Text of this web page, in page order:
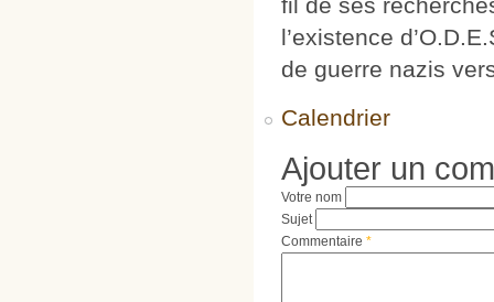
l’existence
de guerre nazis
Calendrier
Ajouter un
Votre nom
Sujet
Commentaire *